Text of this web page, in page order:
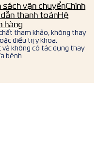
sách vận chuyểnChính
thanh toánHệ
hàng
tham khảo, không thay
điều trị y khoa.
và không có tác dụng thay
bệnh